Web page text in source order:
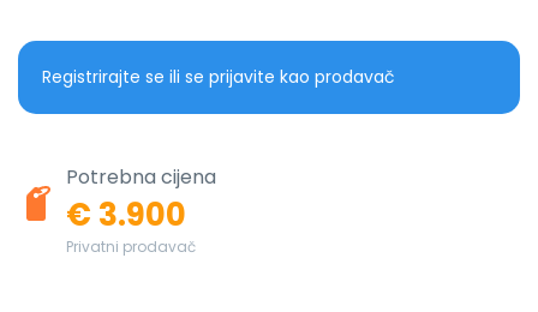
Registrirajte se ili se prijavite kao prodavač
Potrebna cijena
€ 3.900
Privatni prodavač